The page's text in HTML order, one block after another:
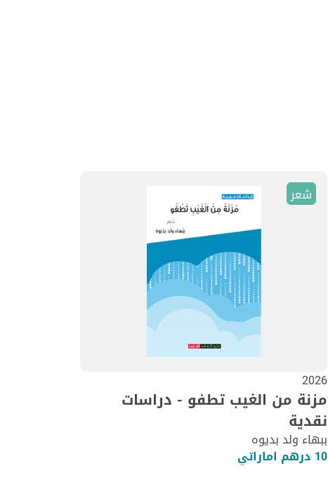
شعر
2026
مزنة من الغيب تطفو - دراسات
نقدية
ببهاء ولد بديوه
10 درهم اماراتي